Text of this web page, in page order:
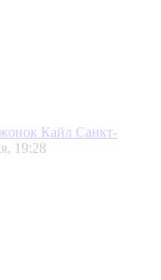
Кайл Санкт-
19:28